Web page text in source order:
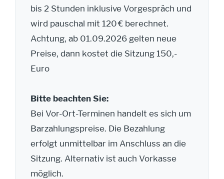
bis 2 Stunden inklusive Vorgespräch und
wird pauschal mit 120 € berechnet.
Achtung, ab 01.09.2026 gelten neue
Preise, dann kostet die Sitzung 150,-
Euro
Bitte beachten Sie:
Bei Vor-Ort-Terminen handelt es sich um
Barzahlungspreise. Die Bezahlung
erfolgt unmittelbar im Anschluss an die
Sitzung. Alternativ ist auch Vorkasse
möglich.